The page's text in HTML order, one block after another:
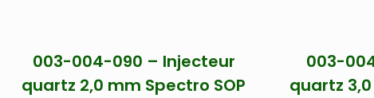
003-004-090 – Injecteur
quartz 2,0 mm Spectro SOP
003-
quartz